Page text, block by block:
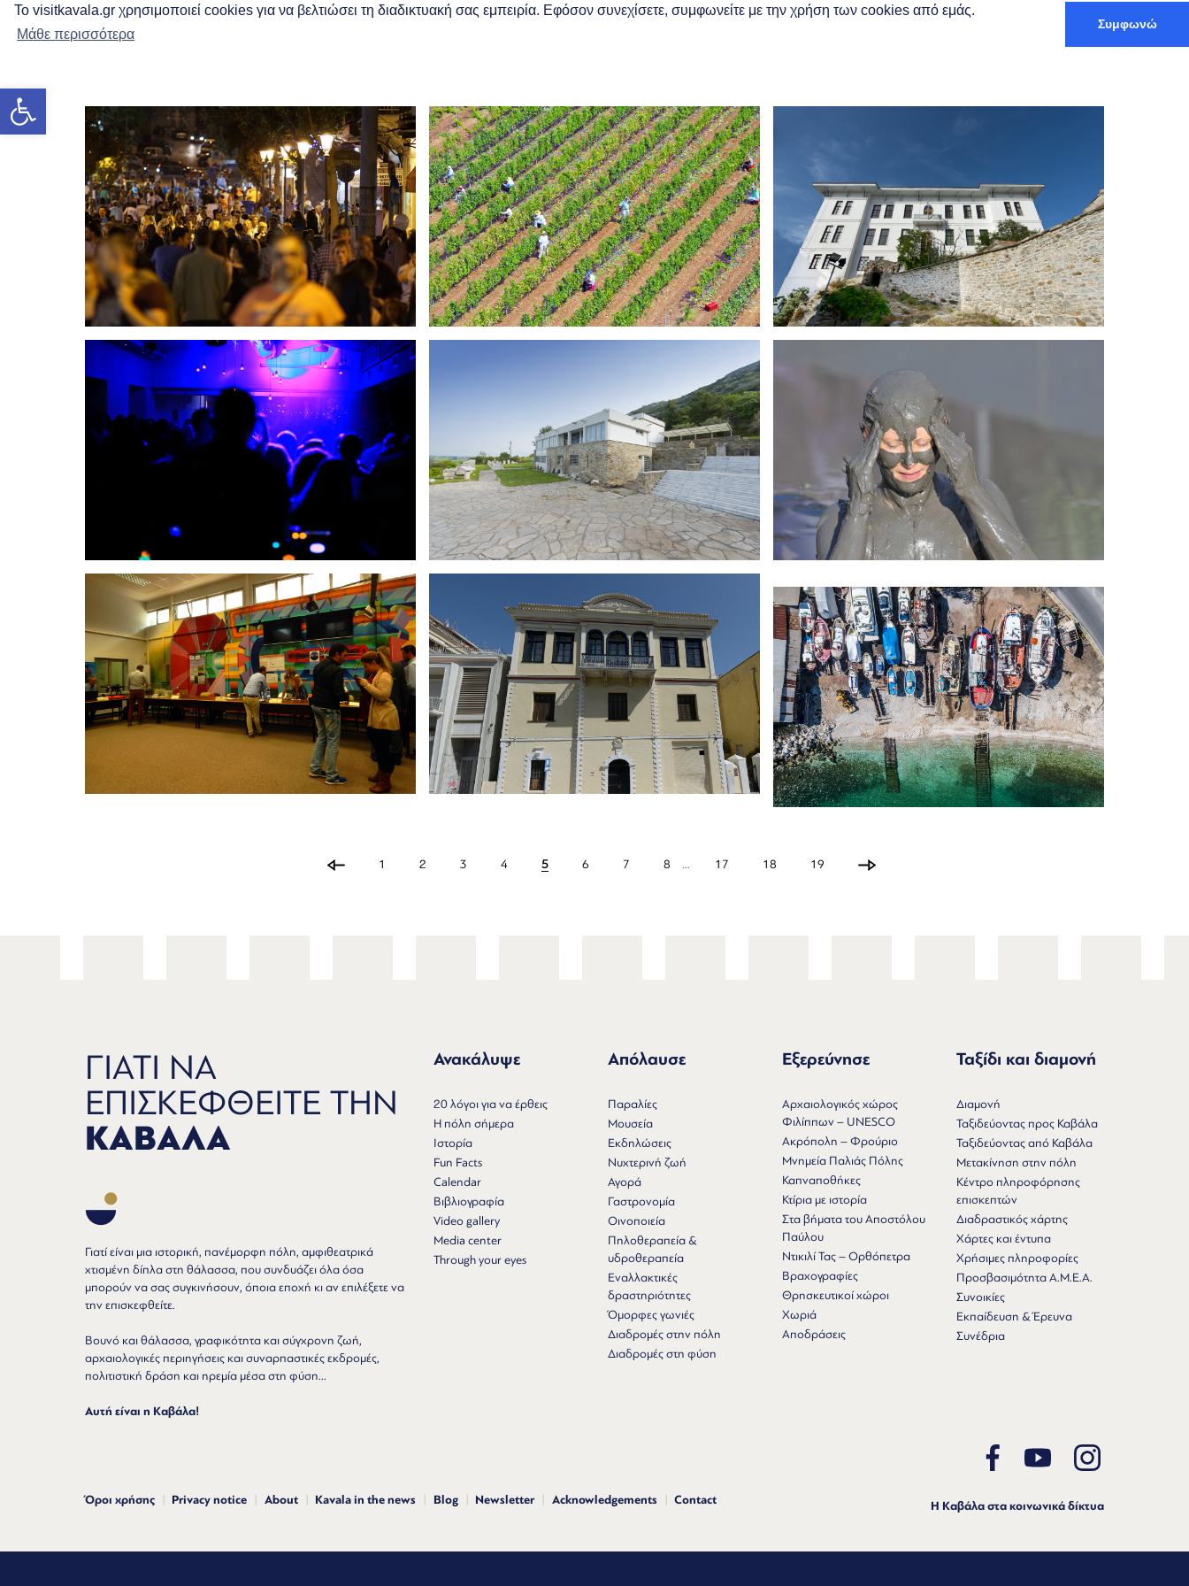
Το visitkavala.gr χρησιμοποιεί cookies για να βελτιώσει τη διαδικτυακή σας εμπειρία. Εφόσον συνεχίσετε, συμφωνείτε με την χρήση των cookies από εμάς.
Μάθε περισσότερα
Συμφωνώ
Ανοίξτε τη γραμμή εργαλείων
Αγορά Οινοποιεία
Αρρένων – 1οΓυμνάσιο
Καβάλας
Νυχτερινή ζωή
Αρχαιολογικό Μουσείο
Φιλίππων
Πηλοθεραπεία &
υδροθεραπεία
Εκπαίδευση & Έρευνα Μέγαρο Τόκου
Calendar
Καρνάγιο της πόλης
1 2 3 4 5 6 7 8 … 17 18 19
ΓΙΑΤΙ ΝΑ
ΕΠΙΣΚΕΦΘΕΙΤΕ ΤΗΝ
ΚΑΒΑΛΑ
Γιατί είναι μια ιστορική, πανέμορφη πόλη, αμφιθεατρικά
χτισμένη δίπλα στη θάλασσα, που συνδυάζει όλα όσα
μπορούν να σας συγκινήσουν, όποια εποχή κι αν επιλέξετε να
την επισκεφθείτε.
Βουνό και θάλασσα, γραφικότητα και σύγχρονη ζωή,
αρχαιολογικές περιηγήσεις και συναρπαστικές εκδρομές,
πολιτιστική δράση και ηρεμία μέσα στη φύση...
Αυτή είναι η Καβάλα!
Ανακάλυψε
20 λόγοι για να έρθεις
Η πόλη σήμερα
Ιστορία
Fun Facts
Calendar
Βιβλιογραφία
Video gallery
Media center
Through your eyes
Απόλαυσε
Παραλίες
Μουσεία
Εκδηλώσεις
Νυχτερινή ζωή
Αγορά
Γαστρονομία
Οινοποιεία
Πηλοθεραπεία &
υδροθεραπεία
Εναλλακτικές
δραστηριότητες
Όμορφες γωνιές
Διαδρομές στην πόλη
Διαδρομές στη φύση
Εξερεύνησε
Αρχαιολογικός χώρος
Φιλίππων – UNESCO
Ακρόπολη – Φρούριο
Μνημεία Παλιάς Πόλης
Καπναποθήκες
Κτίρια με ιστορία
Στα βήματα του Αποστόλου
Παύλου
Ντικιλί Τας – Ορθόπετρα
Βραχογραφίες
Θρησκευτικοί χώροι
Χωριά
Αποδράσεις
Ταξίδι και διαμονή
Διαμονή
Ταξιδεύοντας προς Καβάλα
Ταξιδεύοντας από Καβάλα
Μετακίνηση στην πόλη
Κέντρο πληροφόρησης
επισκεπτών
Διαδραστικός χάρτης
Χάρτες και έντυπα
Χρήσιμες πληροφορίες
Προσβασιμότητα Α.Μ.Ε.Α.
Συνοικίες
Εκπαίδευση & Έρευνα
Συνέδρια
Όροι χρήσης Privacy notice About Kavala in the news Blog Newsletter Acknowledgements Contact Η Καβάλα στα κοινωνικά δίκτυα